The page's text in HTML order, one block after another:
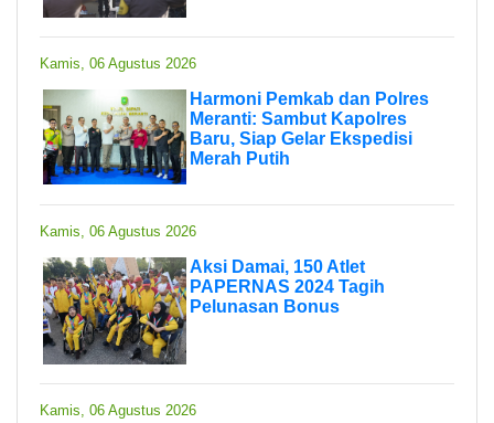
Kamis, 06 Agustus 2026
Harmoni Pemkab dan Polres
Meranti: Sambut Kapolres
Baru, Siap Gelar Ekspedisi
Merah Putih
Kamis, 06 Agustus 2026
Aksi Damai, 150 Atlet
PAPERNAS 2024 Tagih
Pelunasan Bonus
Kamis, 06 Agustus 2026